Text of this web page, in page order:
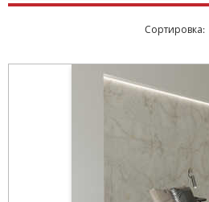
Cортировка: